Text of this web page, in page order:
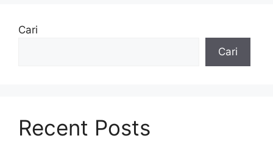
Cari
Cari
Recent Posts